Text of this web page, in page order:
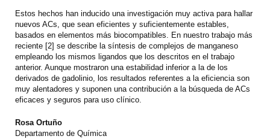
Estos hechos han inducido una investigación muy activa para hallar
nuevos ACs, que sean eficientes y suficientemente estables,
basados en elementos más biocompatibles. En nuestro trabajo más
reciente [2] se describe la síntesis de complejos de manganeso
empleando los mismos ligandos que los descritos en el trabajo
anterior. Aunque mostraron una estabilidad inferior a la de los
derivados de gadolinio, los resultados referentes a la eficiencia son
muy alentadores y suponen una contribución a la búsqueda de ACs
eficaces y seguros para uso clínico.
Rosa Ortuño
Departamento de Química